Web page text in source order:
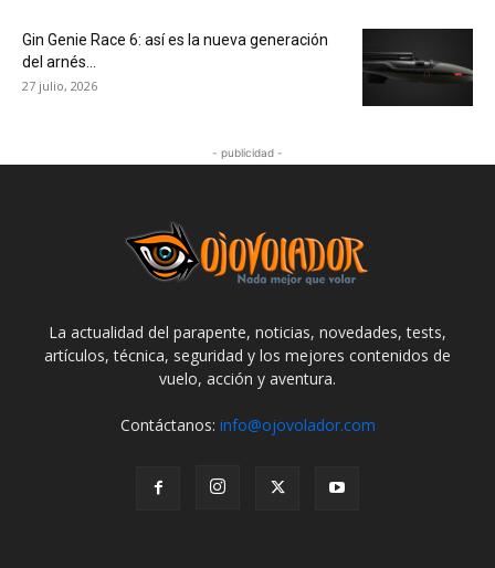
Gin Genie Race 6: así es la nueva generación
del arnés...
27 julio, 2026
- publicidad -
La actualidad del parapente, noticias, novedades, tests,
artículos, técnica, seguridad y los mejores contenidos de
vuelo, acción y aventura.
Contáctanos: info@ojovolador.com